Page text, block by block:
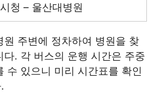
시청 – 울산대병원
원 주변에 정차하여 병원을 찾
다. 각 버스의 운행 시간은 주중
수 있으니 미리 시간표를 확인